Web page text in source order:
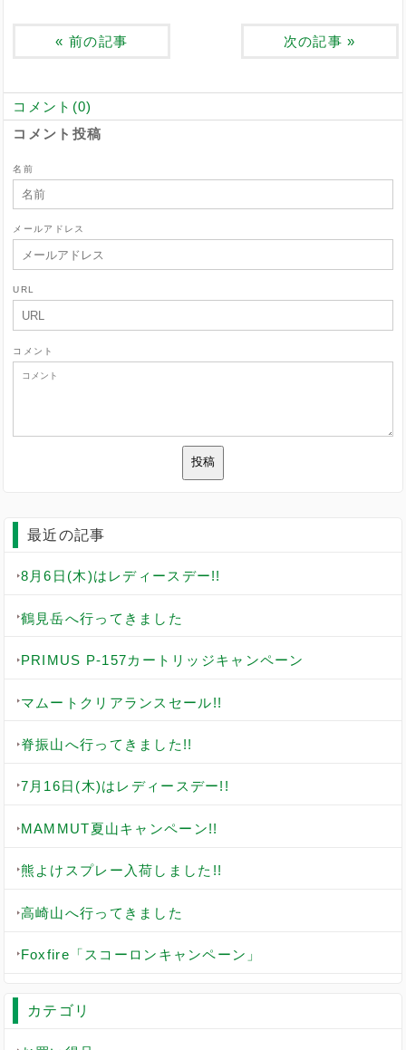
« 前の記事 次の記事 »
コメント(0)
コメント投稿
名前
メールアドレス
URL
コメント
最近の記事
8月6日(木)はレディースデー!!
鶴見岳へ行ってきました
PRIMUS P-157カートリッジキャンペーン
マムートクリアランスセール!!
脊振山へ行ってきました!!
7月16日(木)はレディースデー!!
MAMMUT夏山キャンペーン!!
熊よけスプレー入荷しました!!
高崎山へ行ってきました
Foxfire「スコーロンキャンペーン」
カテゴリ